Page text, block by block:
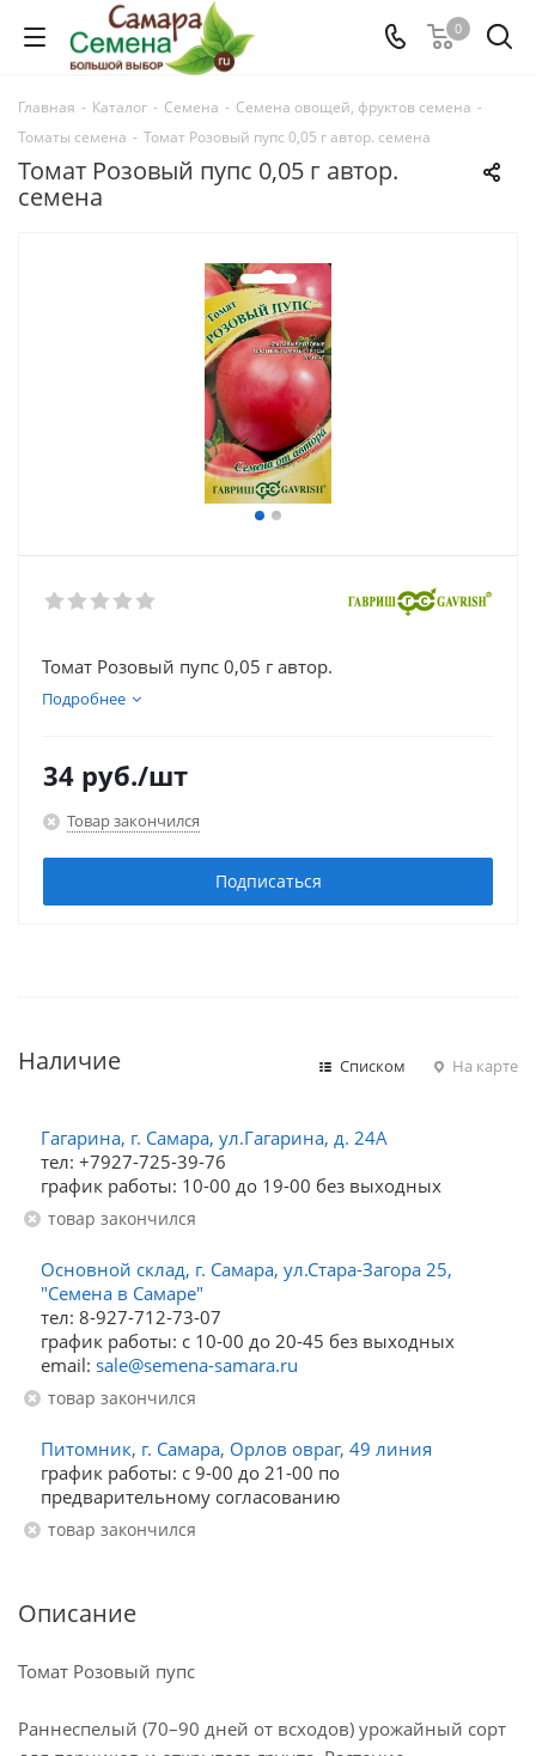
0
Главная - Каталог - Семена - Семена овощей, фруктов семена -
Томаты семена - Томат Розовый пупс 0,05 г автор. семена
Томат Розовый пупс 0,05 г автор.
семена
Томат Розовый пупс 0,05 г автор.
Подробнее
34 руб./шт
Товар закончился
Подписаться
Наличие Списком На карте
Гагарина, г. Самара, ул.Гагарина, д. 24А
тел: +7927-725-39-76
график работы: 10-00 до 19-00 без выходных
Товар закончился
Основной склад, г. Самара, ул.Стара-Загора 25,
"Семена в Самаре"
тел: 8-927-712-73-07
график работы: с 10-00 до 20-45 без выходных
email: sale@semena-samara.ru
Товар закончился
Питомник, г. Самара, Орлов овраг, 49 линия
график работы: с 9-00 до 21-00 по
предварительному согласованию
Товар закончился
Описание
Томат Розовый пупс
Раннеспелый (70–90 дней от всходов) урожайный сорт